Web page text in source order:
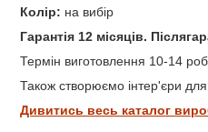
Колір: на вибір
Гарантія 12 місяців.
Термін виготовлення 10-14
Також створюємо інтер'єри для
Дивитись весь каталог